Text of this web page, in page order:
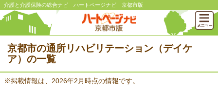
介護と介護保険の総合ナビ ハートページナビ 京都市版
京都市の通所リハビリテーション（デイケ
ア）の一覧
※掲載情報は、2026年2月時点の情報です。